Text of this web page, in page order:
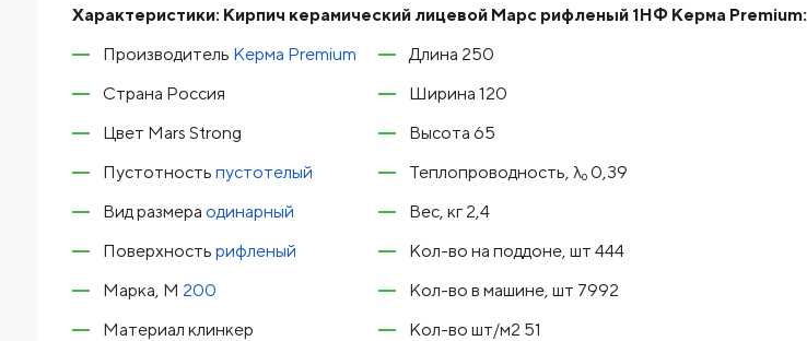
Характеристики: Кирпич керамический лицевой Марс рифленый 1НФ Керма Premium:
Производитель Керма Premium
Страна Россия
Цвет Mars Strong
Пустотность пустотелый
Вид размера одинарный
Поверхность рифленый
Марка, М 200
Материал клинкер
Длина 250
Ширина 120
Высота 65
Теплопроводность, λ₀ 0,39
Вес, кг 2,4
Кол-во на поддоне, шт 444
Кол-во в машине, шт 7992
Кол-во шт/м2 51